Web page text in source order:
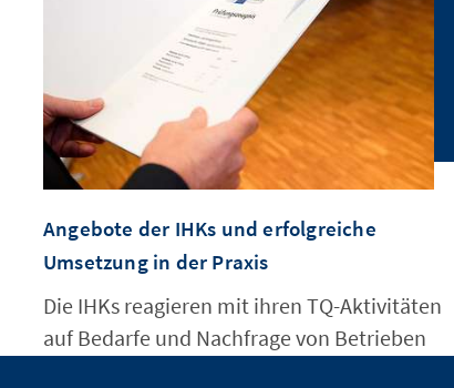
Angebote der IHKs und erfolgreiche
Umsetzung in der Praxis
Die IHKs reagieren mit ihren TQ-Aktivitäten
auf Bedarfe und Nachfrage von Betrieben